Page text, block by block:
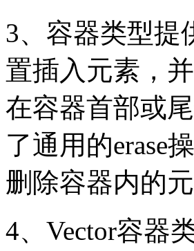
3、容器类型提
置插入元素，
在容器首部或
了通用的erase
删除容器内的元
4、Vector容器